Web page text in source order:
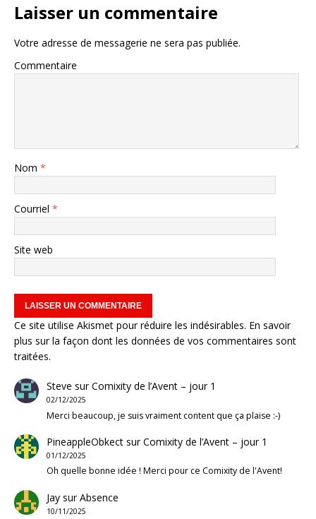
Laisser un commentaire
Votre adresse de messagerie ne sera pas publiée.
Commentaire
Nom *
Courriel *
Site web
Ce site utilise Akismet pour réduire les indésirables. En savoir
plus sur la façon dont les données de vos commentaires sont
traitées.
Steve surComixity de l’Avent – jour 1
02/12/2025
Merci beaucoup, je suis vraiment content que ça plaise :-)
PineappleObkectsurComixity de l’Avent – jour 1
01/12/2025
Oh quelle bonne idée ! Merci pour ce Comixity de l'Avent!
JaysurAbsence
10/11/2025